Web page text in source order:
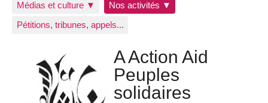
Médias et culture ▼
Nos activités ▼
Pétitions, tribunes, appels...
A Action Aid
Peuples
solidaires